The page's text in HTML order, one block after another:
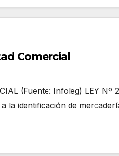
Comercial
(Fuente: Infoleg) LEY
la identificación de